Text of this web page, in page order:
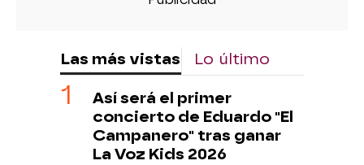
Las más vistas Lo último
Así será el primer
concierto de Eduardo "El
Campanero" tras ganar
La Voz Kids 2026